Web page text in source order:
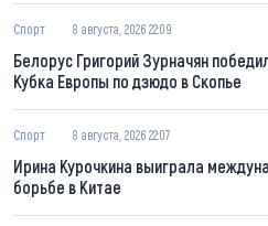
Спорт 8 августа, 2026 22:09
Белорус Григорий Зурначян
Кубка Европы по дзюдо в Скопье
Спорт 8 августа, 2026 22:07
Ирина Курочкина выиграла
борьбе в Китае